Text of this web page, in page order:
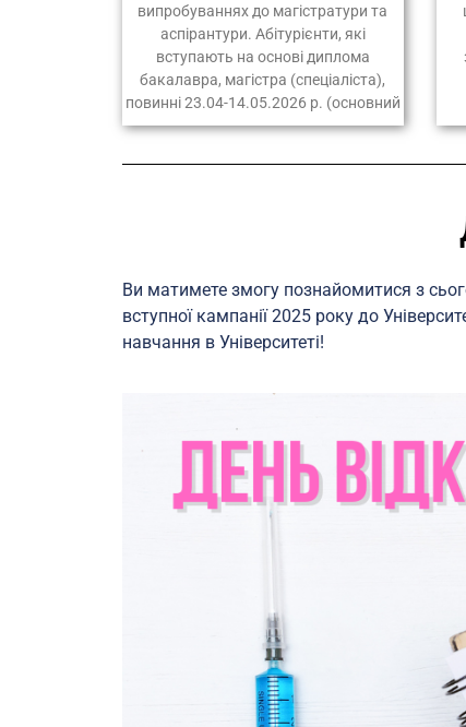
випробуваннях до магістратури та
аспірантури. Абітурієнти, які
вступають на основі диплома
бакалавра, магістра (спеціаліста),
повинні 23.04-14.05.2026 р. (основний
Ви матимете змогу познайомитися з
вступної кампанії 2025 року до
навчання в Університеті!